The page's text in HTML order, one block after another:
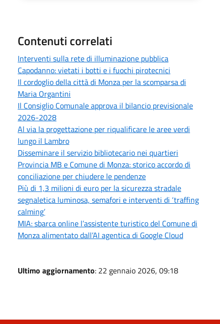
Contenuti correlati
Interventi sulla rete di illuminazione pubblica
Capodanno: vietati i botti e i fuochi pirotecnici
Il cordoglio della città di Monza per la scomparsa di
Maria Organtini
Il Consiglio Comunale approva il bilancio previsionale
2026-2028
Al via la progettazione per riqualificare le aree verdi
lungo il Lambro
Disseminare il servizio bibliotecario nei quartieri
Provincia MB e Comune di Monza: storico accordo di
conciliazione per chiudere le pendenze
Più di 1,3 milioni di euro per la sicurezza stradale
segnaletica luminosa, semafori e interventi di ‘traffing
calming’
MIA: sbarca online l’assistente turistico del Comune di
Monza alimentato dall’AI agentica di Google Cloud
Ultimo aggiornamento: 22 gennaio 2026, 09:18